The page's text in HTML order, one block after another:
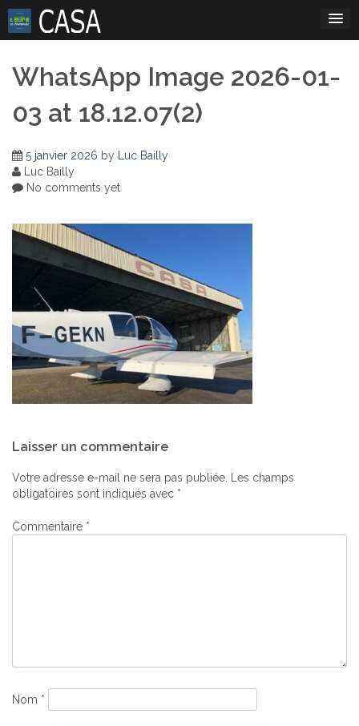
Skip
content
WhatsApp Image 2026-01-
03 at 18.12.07(2)
5 janvier 2026 by Luc Bailly
Luc Bailly
No comments yet
de
l’article
Laisser un commentaire
Votre adresse e-mail ne sera pas publiée. Les champs
obligatoires sont indiqués avec *
Commentaire *
Nom *